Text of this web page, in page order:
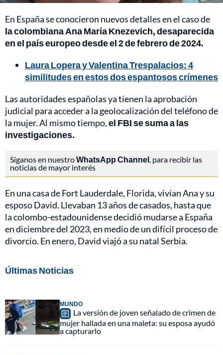
En España se conocieron nuevos detalles en el caso de
la colombiana Ana María Knezevich, desaparecida
en el país europeo desde el 2 de febrero de 2024.
Laura Lopera y Valentina Trespalacios: 4
similitudes en estos dos espantosos crímenes
Las autoridades españolas ya tienen la aprobación
judicial para acceder a la geolocalización del teléfono de
la mujer. Al mismo tiempo,el FBI se suma a las
investigaciones.
Síganos en nuestroWhatsApp Channel , para recibir las
noticias de mayor interés
En una casa de Fort Lauderdale, Florida, vivían Ana y su
esposo David. Llevaban 13 años de casados, hasta que
la colombo-estadounidense decidió mudarse a España
en diciembre del 2023, en medio de un difícil proceso de
divorcio. En enero, David viajó a su natal Serbia.
Últimas Noticias
MUNDO
La versión de joven señalado de crimen de
mujer hallada en una maleta: su esposa ayudó
a capturarlo